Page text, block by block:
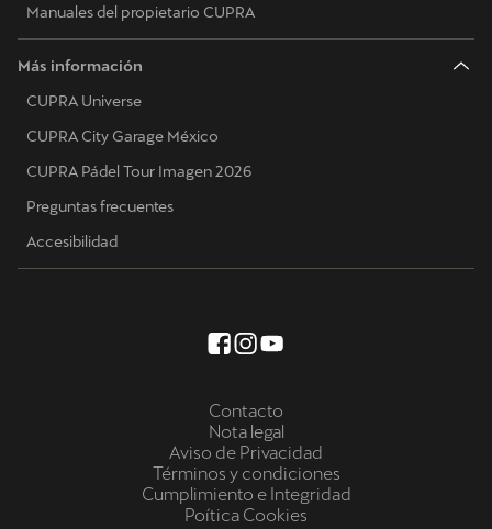
Manuales del propietario CUPRA
Más información
CUPRA Universe
CUPRA City Garage México
CUPRA Pádel Tour Imagen 2026
Preguntas frecuentes
Accesibilidad
Contacto
Nota legal
Aviso de Privacidad
Términos y condiciones
Cumplimiento e Integridad
Poítica Cookies